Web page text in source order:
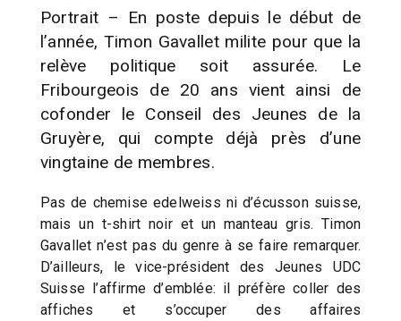
Portrait – En poste depuis le début de
l’année, Timon Gavallet milite pour que la
relève politique soit assurée. Le
Fribourgeois de 20 ans vient ainsi de
cofonder le Conseil des Jeunes de la
Gruyère, qui compte déjà près d’une
vingtaine de membres.
Pas de chemise edelweiss ni d’écusson suisse,
mais un t-shirt noir et un manteau gris. Timon
Gavallet n’est pas du genre à se faire remarquer.
D’ailleurs, le vice-président des Jeunes UDC
Suisse l’affirme d’emblée: il préfère coller des
affiches et s’occuper des affaires